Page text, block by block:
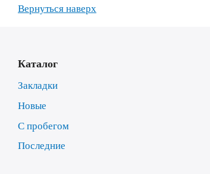
Вернуться наверх
Каталог
Закладки
Новые
С пробегом
Последние